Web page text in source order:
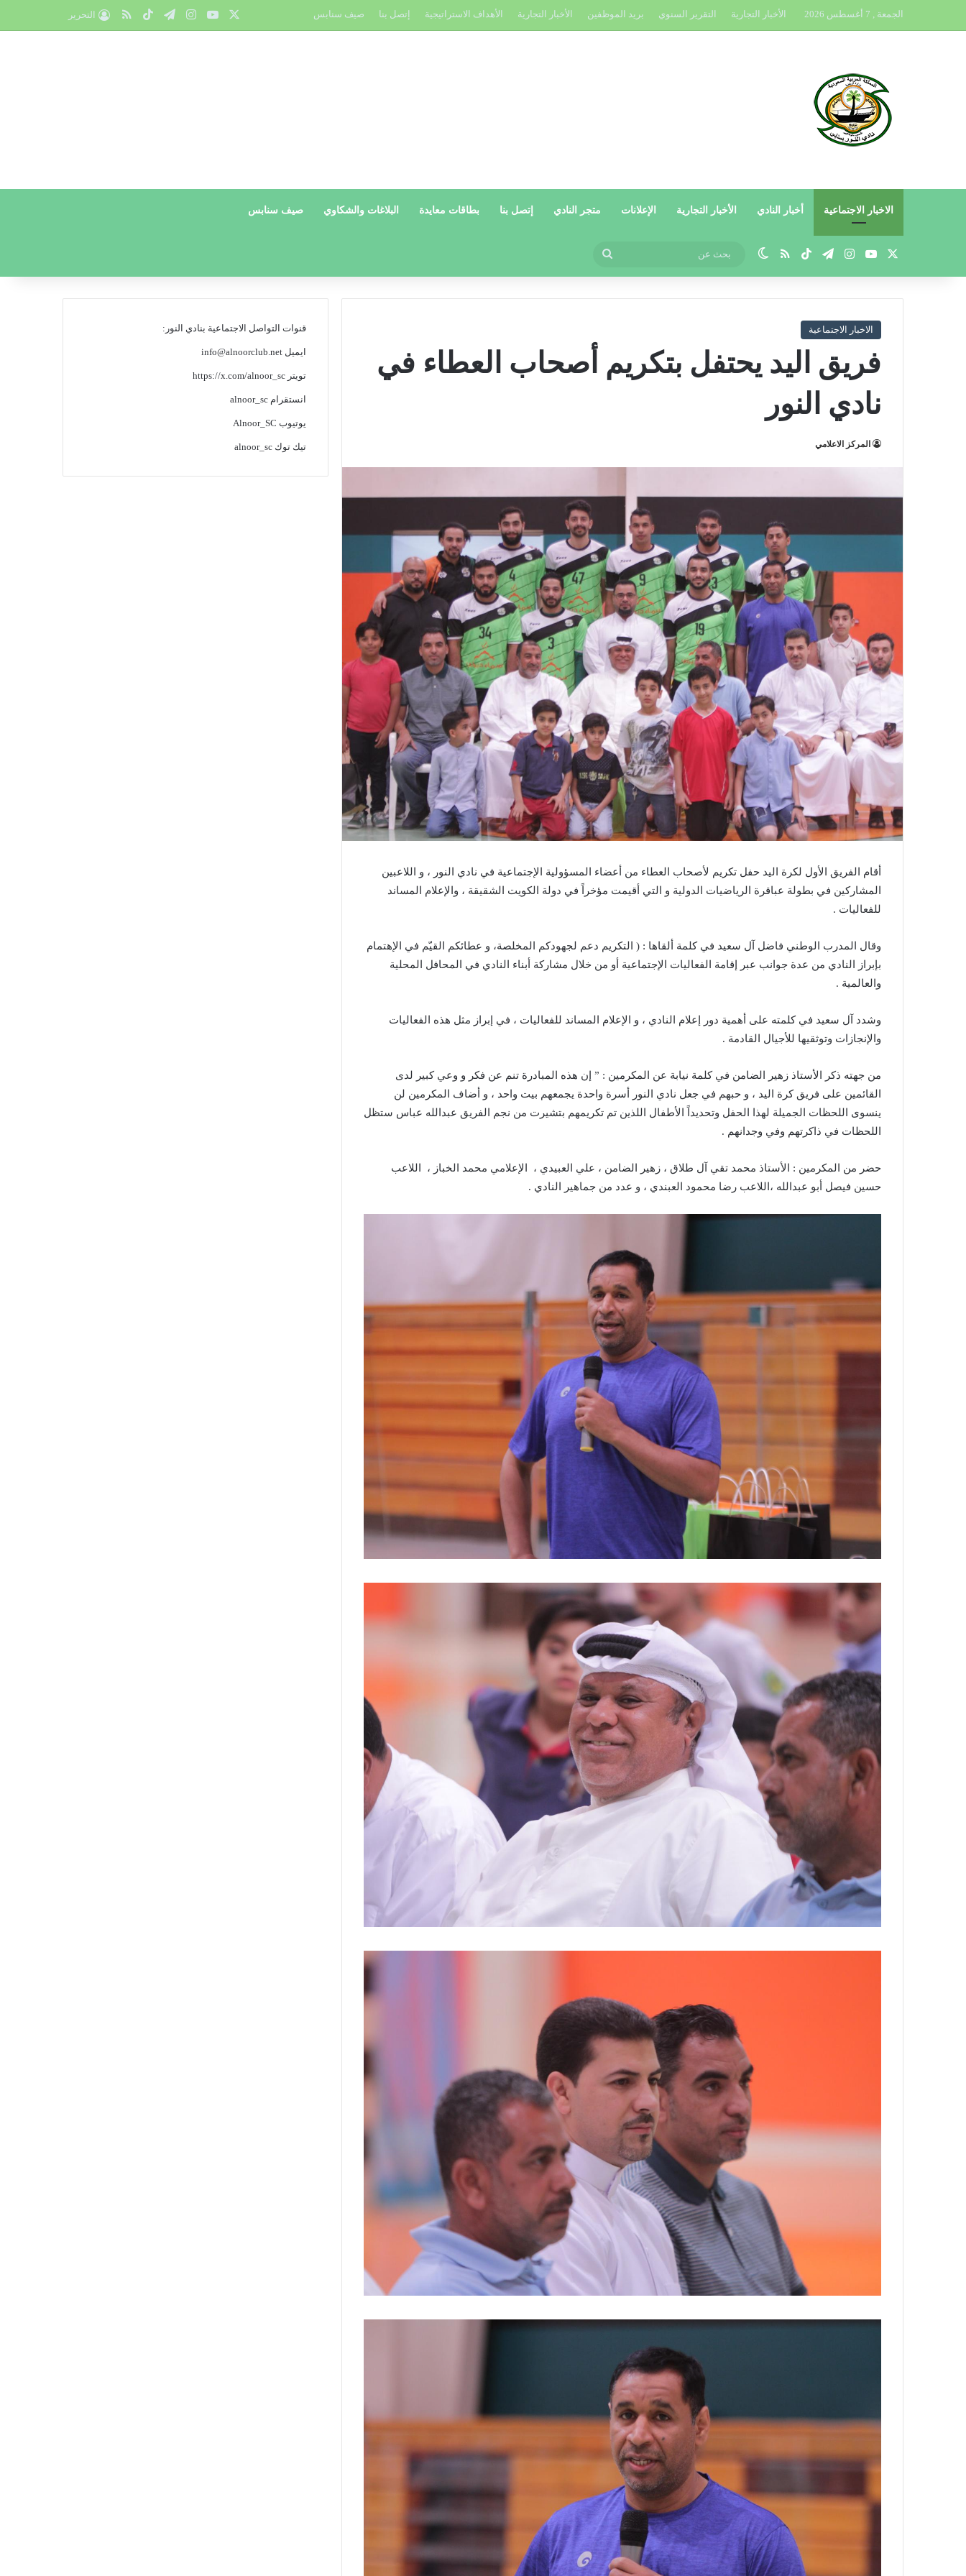
الجمعة , 7 أغسطس 2026 الأخبار التجارية التقرير السنوي بريد الموظفين الأخبار التجارية الأهداف الاستراتيجية إتصل بنا صيف سنابس يوتيوبانستقرام
تيلقرام‫TikTokملخص الموقع RSS
التحرير
الاخبار الاجتماعية أخبار النادي الأخبار التجارية الإعلانات متجر النادي إتصل بنا بطاقات معايدة البلاغات والشكاوي صيف سنابس
يوتيوبانستقرام
تيلقرام‫TikTokملخص الموقع RSS
الوضع المظلم
عن
الاخبار الاجتماعية
فريق اليد يحتفل بتكريم أصحاب العطاء في
نادي النور
المركز الاعلامي
أقام الفريق الأول لكرة اليد حفل تكريم لأصحاب العطاء من أعضاء المسؤولية الإجتماعية في نادي النور ، و اللاعبين
المشاركين في بطولة عباقرة الرياضيات الدولية و التي أقيمت مؤخراً في دولة الكويت الشقيقة ، والإعلام المساند
للفعاليات .
وقال المدرب الوطني فاضل آل سعيد في كلمة ألقاها : ( التكريم دعم لجهودكم المخلصة، و عطائكم القيّم في الإهتمام
بإبراز النادي من عدة جوانب عبر إقامة الفعاليات الإجتماعية أو من خلال مشاركة أبناء النادي في المحافل المحلية
والعالمية .
وشدد آل سعيد في كلمته على أهمية دور إعلام النادي ، و الإعلام المساند للفعاليات ، في إبراز مثل هذه الفعاليات
والإنجازات وتوثقيها للأجيال القادمة .
من جهته ذكر الأستاذ زهير الضامن في كلمة نيابة عن المكرمين : ” إن هذه المبادرة تنم عن فكر و وعي كبير لدى
القائمين على فريق كرة اليد ، و حبهم في جعل نادي النور أسرة واحدة يجمعهم بيت واحد ، و أضاف المكرمين لن
ينسوى اللحظات الجميلة لهذا الحفل وتحديداً الأطفال اللذين تم تكريمهم بتشيرت من نجم الفريق عبدالله عباس ستظل
اللحظات في ذاكرتهم وفي وجدانهم .
حضر من المكرمين : الأستاذ محمد تقي آل طلاق ، زهير الضامن ، علي العبيدي ، الإعلامي محمد الخباز ، اللاعب
حسين فيصل أبو عبدالله ،اللاعب رضا محمود العبندي ، و عدد من جماهير النادي .
قنوات التواصل الاجتماعية بنادي النور:
ايميلinfo@alnoorclub.net
تويترhttps://x.com/alnoor_sc
انستقرامalnoor_sc
يوتيوب Alnoor_SC
تيك توكalnoor_sc